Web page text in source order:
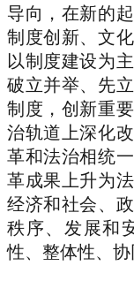
导向，在新的
制度创新、文
以制度建设为
破立并举、先
制度，创新重
治轨道上深化
革和法治相统
革成果上升为
经济和社会、
秩序、发展和
性、整体性、协